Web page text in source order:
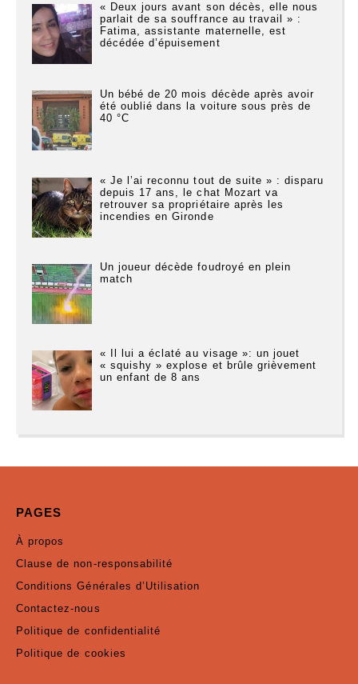
« Deux jours avant son décès, elle nous
parlait de sa souffrance au travail » :
Fatima, assistante maternelle, est
décédée d’épuisement
Un bébé de 20 mois décède après avoir
été oublié dans la voiture sous près de
40 °C
« Je l’ai reconnu tout de suite » : disparu
depuis 17 ans, le chat Mozart va
retrouver sa propriétaire après les
incendies en Gironde
Un joueur décède foudroyé en plein
match
« Il lui a éclaté au visage »: un jouet
« squishy » explose et brûle grièvement
un enfant de 8 ans
PAGES
À propos
Clause de non-responsabilité
Conditions Générales d’Utilisation
Contactez-nous
Politique de confidentialité
Politique de cookies